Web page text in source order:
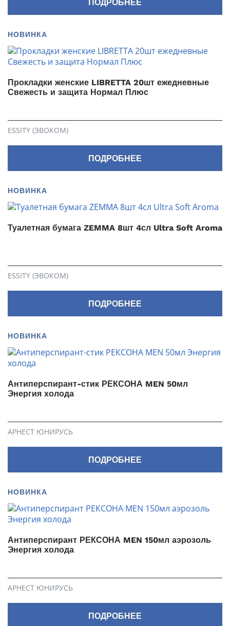
ПОДРОБНЕЕ
НОВИНКА
Прокладки женские LIBRETTA 20шт ежедневные
Свежесть и защита Нормал Плюс
ESSITY (ЭВОКОМ)
ПОДРОБНЕЕ
НОВИНКА
Туалетная бумага ZEMMA 8шт 4сл Ultra Soft Aroma
ESSITY (ЭВОКОМ)
ПОДРОБНЕЕ
НОВИНКА
Антиперспирант-стик РЕКСОНА MEN 50мл
Энергия холода
АРНЕСТ ЮНИРУСЬ
ПОДРОБНЕЕ
НОВИНКА
Антиперспирант РЕКСОНА MEN 150мл аэрозоль
Энергия холода
АРНЕСТ ЮНИРУСЬ
ПОДРОБНЕЕ